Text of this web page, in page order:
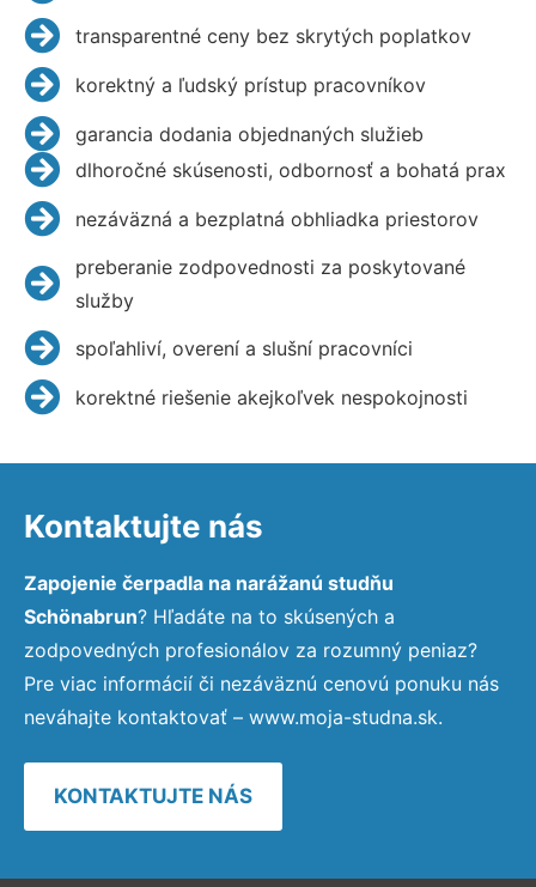
transparentné ceny bez skrytých poplatkov
korektný a ľudský prístup pracovníkov
garancia dodania objednaných služieb
dlhoročné skúsenosti, odbornosť a bohatá prax
nezáväzná a bezplatná obhliadka priestorov
preberanie zodpovednosti za poskytované
služby
spoľahliví, overení a slušní pracovníci
korektné riešenie akejkoľvek nespokojnosti
Kontaktujte nás
Zapojenie čerpadla na narážanú studňu
Schönabrun? Hľadáte na to skúsených a
zodpovedných profesionálov za rozumný peniaz?
Pre viac informácií či nezáväznú cenovú ponuku nás
neváhajte kontaktovať – www.moja-studna.sk.
KONTAKTUJTE NÁS